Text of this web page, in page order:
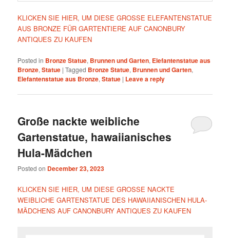
KLICKEN SIE HIER, UM DIESE GROSSE ELEFANTENSTATUE
AUS BRONZE FÜR GARTENTIERE AUF CANONBURY
ANTIQUES ZU KAUFEN
Posted in Bronze Statue, Brunnen und Garten, Elefantenstatue aus
Bronze,Statue |Tagged Bronze Statue, Brunnen und Garten,
Elefantenstatue aus Bronze,Statue | Leave a reply
Große nackte weibliche
Gartenstatue, hawaiianisches
Hula-Mädchen
Posted on December 23, 2023
KLICKEN SIE HIER, UM DIESE GROSSE NACKTE
WEIBLICHE GARTENSTATUE DES HAWAIIANISCHEN HULA-
MÄDCHENS AUF CANONBURY ANTIQUES ZU KAUFEN